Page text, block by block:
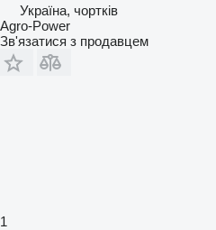
Україна, чортків
Agro-Power
Зв'язатися з продавцем
1